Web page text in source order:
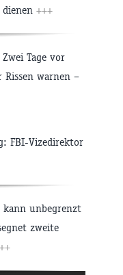
+++
Tage vor
warnen –
FBI-Vizedirektor
kann unbegrenzt
zweite